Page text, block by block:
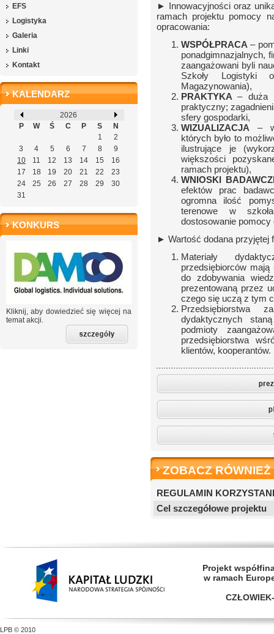
EFS
Logistyka
Galeria
Linki
Kontakt
KALENDARZ
2026
P
W Ś C P S
N
1
2
3
4 5 6 7 8
9
10
11 12 13 14 15
16
17
18 19 20 21 22
23
24
25 26 27 28 29
30
31
KONKURS
Kliknij, aby dowiedzieć się więcej na
temat akcji.
► Innowacyjności oraz
ramach projektu pomocy
opracowania:
WSPÓŁPRACA –
ponadgimnazjalnych,
zaangażowani byli
Szkoły Logistyki
Magazynowania),
PRAKTYKA– duża
praktyczny;
sfery gospodarki,
WIZUALIZACJA –
których było to
ilustrujące je
większości
ramach projektu),
WNIOSKI
efektów prac
ogromna ilość
terenowe w
dostosowanie
► Wartość dodana przyjętej
Materiały
przedsiębiorców
do zdobywania
prezentowaną przez
czego się uczą z tym
Przedsiębiorstwa
dydaktycznych
podmioty
przedsiębiorstwa
klientów, kooperantów.
ZOBACZ RÓWNIEŻ
REGULAMIN
Cel szczegółowe projektu
Projekt
w ramach
LPB © 2010